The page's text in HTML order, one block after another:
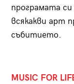
програмата
всякакви арт
събитието.
MUSIC FOR